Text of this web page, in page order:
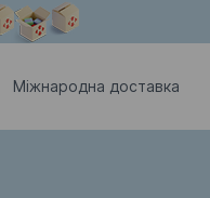
Міжнародна доставка